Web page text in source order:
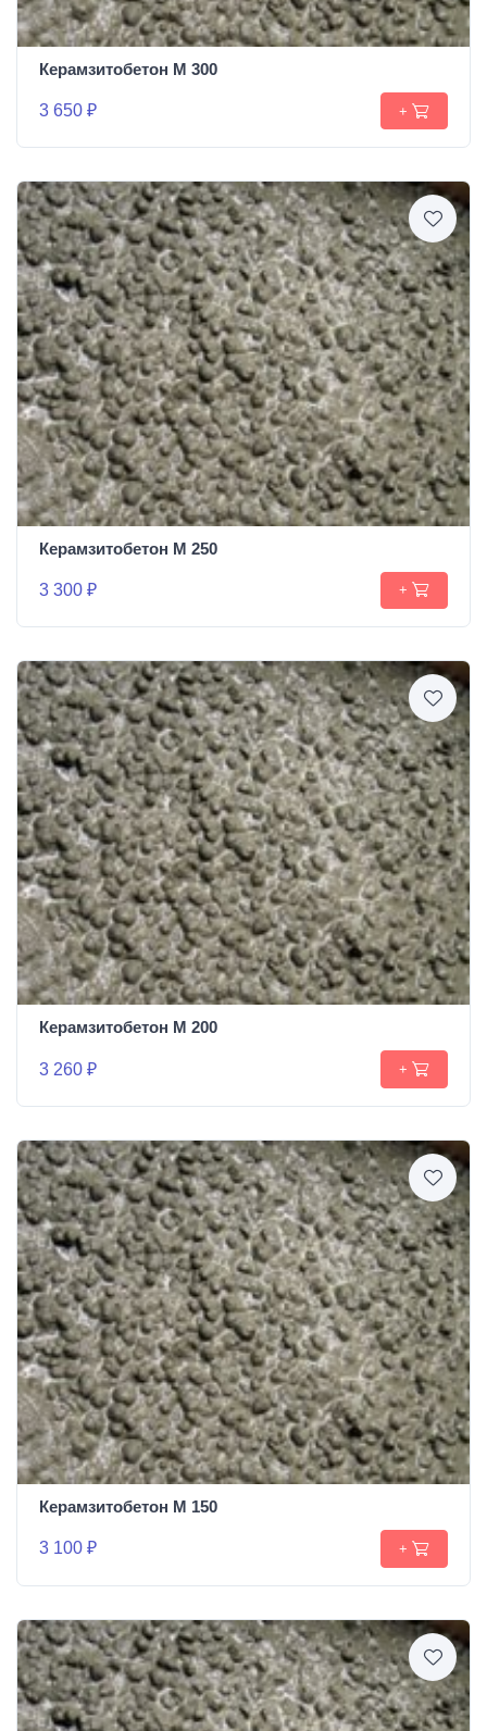
Керамзитобетон М 300
3 650 ₽ +
Керамзитобетон М 250
3 300 ₽ +
Керамзитобетон М 200
3 260 ₽ +
Керамзитобетон М 150
3 100 ₽ +